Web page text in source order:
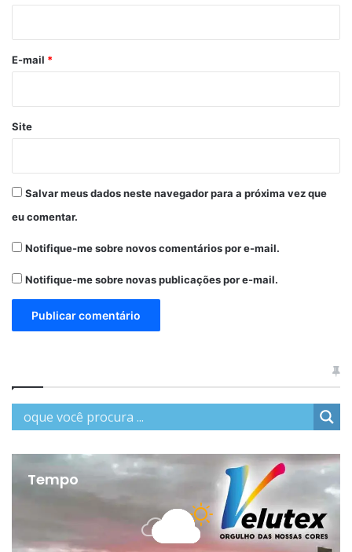
*
E-mail *
Site
Salvar meus dados neste navegador para a próxima vez que
eu comentar.
Notifique-me sobre novos comentários por e-mail.
Notifique-me sobre novas publicações por e-mail.
Tempo